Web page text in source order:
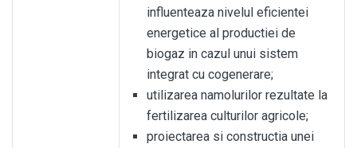
influenteaza nivelul eficientei
energetice al productiei de
biogaz in cazul unui sistem
integrat cu cogenerare;
utilizarea namolurilor rezultate la
fertilizarea culturilor agricole;
proiectarea si constructia unei